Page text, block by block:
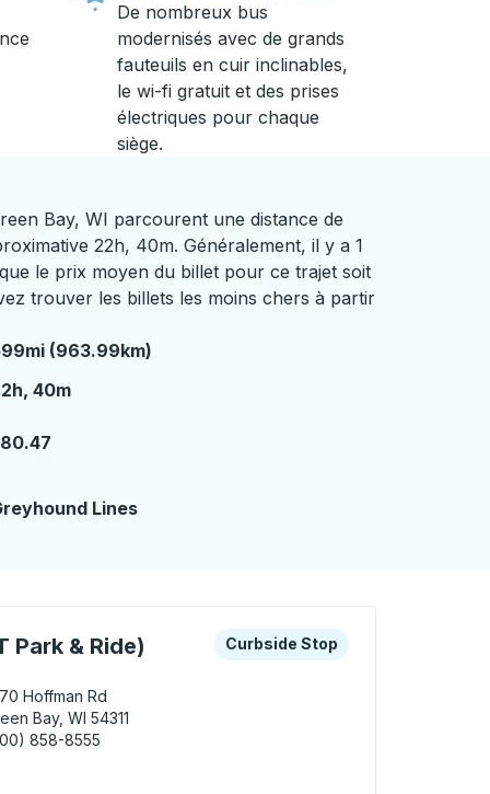
De nombreux bus
modernisés avec de grands
fauteuils en cuir inclinables,
le wi-fi gratuit et des prises
électriques pour chaque
siège.
Bay, WI parcourent une distance de
22h, 40m. Généralement, il y a 1
le prix moyen du billet pour ce trajet soit
trouver les billets les moins chers à partir
(963.99km)
heures 40 minutes
40m
Lines
Park & Ride)
touches fléchées ou la touche Tab pour en savoir plus
Curbside Stop
Curbside Stop
Hoffman Rd
Bay, WI 54311
858-8555